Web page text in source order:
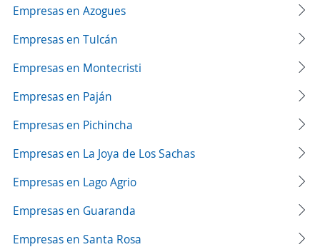
Empresas en Azogues
Empresas en Tulcán
Empresas en Montecristi
Empresas en Paján
Empresas en Pichincha
Empresas en La Joya de Los Sachas
Empresas en Lago Agrio
Empresas en Guaranda
Empresas en Santa Rosa